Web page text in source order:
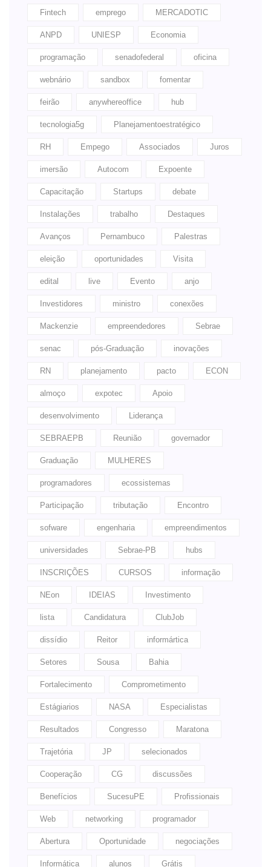
Fintech emprego MERCADOTIC
ANPD UNIESP Economia
programação senadofederal oficina
webnário sandbox fomentar
feirão anywhereoffice hub
tecnologia5g Planejamentoestratégico
RH Empego Associados Juros
imersão Autocom Expoente
Capacitação Startups debate
Instalações trabalho Destaques
Avanços Pernambuco Palestras
eleição oportunidades Visita
edital live Evento anjo
Investidores ministro conexões
Mackenzie empreendedores Sebrae
senac pós-Graduação inovações
RN planejamento pacto ECON
almoço expotec Apoio
desenvolvimento Liderança
SEBRAEPB Reunião governador
Graduação MULHERES
programadores ecossistemas
Participação tributação Encontro
sofware engenharia empreendimentos
universidades Sebrae-PB hubs
INSCRIÇÕES CURSOS informação
NEon IDEIAS Investimento
lista Candidatura ClubJob
dissídio Reitor informártica
Setores Sousa Bahia
Fortalecimento Comprometimento
Estágiarios NASA Especialistas
Resultados Congresso Maratona
Trajetória JP selecionados
Cooperação CG discussões
Benefícios SucesuPE Profissionais
Web networking programador
Abertura Oportunidade negociações
Informática alunos Grátis